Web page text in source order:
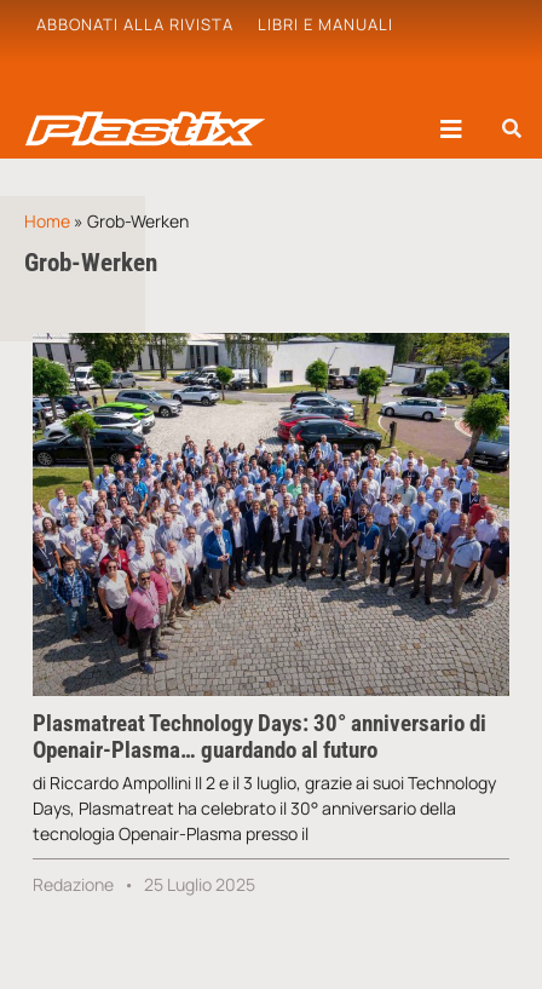
ABBONATI ALLA RIVISTA LIBRI E MANUALI
Home » Grob-Werken
Grob-Werken
Plasmatreat Technology Days: 30° anniversario di
Openair-Plasma… guardando al futuro
di Riccardo Ampollini Il 2 e il 3 luglio, grazie ai suoi Technology
Days, Plasmatreat ha celebrato il 30° anniversario della
tecnologia Openair-Plasma presso il
Redazione 25 Luglio 2025